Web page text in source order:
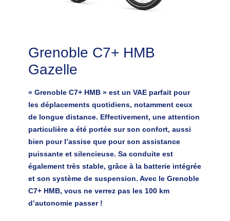
Grenoble C7+ HMB
Gazelle
« Grenoble C7+ HMB » est un VAE parfait pour
les déplacements quotidiens, notamment ceux
de longue distance. Effectivement, une attention
particulière a été portée sur son confort, aussi
bien pour l’assise que pour son assistance
puissante et silencieuse. Sa conduite est
également très stable, grâce à la batterie intégrée
et son système de suspension. Avec le Grenoble
C7+ HMB, vous ne verrez pas les 100 km
d’autonomie passer !